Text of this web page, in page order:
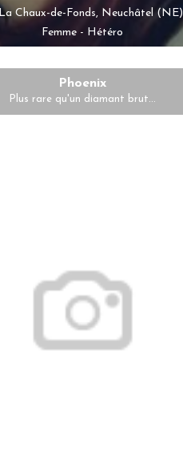
La Chaux-de-Fonds, Neuchâtel (NE)
Femme - Hétéro
Phoenix
Plus rare qu'un diamant brut...